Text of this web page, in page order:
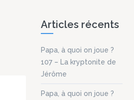
Articles récents
Papa, à quoi on joue ?
107 – La kryptonite de
Jérôme
Papa, à quoi on joue ?